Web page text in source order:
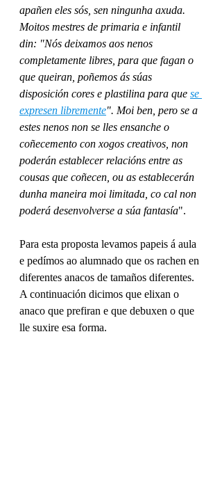
apañen eles sós, sen ningunha axuda.
Moitos mestres de primaria e infantil
din: "Nós deixamos aos nenos
completamente libres, para que fagan o
que queiran, poñemos ás súas
disposición cores e plastilina para que se
expresen libremente". Moi ben, pero se a
estes nenos non se lles ensanche o
coñecemento con xogos creativos, non
poderán establecer relacións entre as
cousas que coñecen, ou as establecerán
dunha maneira moi limitada, co cal non
poderá desenvolverse a súa fantasía".
Para esta proposta levamos papeis á aula
e pedímos ao alumnado que os rachen en
diferentes anacos de tamaños diferentes.
A continuación dicimos que elixan o
anaco que prefiran e que debuxen o que
lle suxire esa forma.